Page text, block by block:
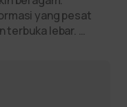
yang pesat
terbuka lebar. …